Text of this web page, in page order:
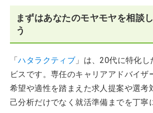
まずはあなたのモヤモヤを相談
う
「ハタラクティブ 」は、20代に特化
ビスです。専任のキャリアアドバイザ
希望や適性を踏まえた求人提案や選考
己分析だけでなく就活準備までを丁寧